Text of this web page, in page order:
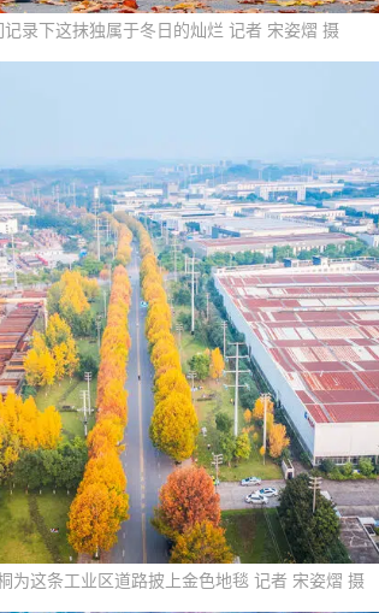
记录下这抹独属于冬日的灿烂 记者 宋姿熠 摄
为这条工业区道路披上金色地毯 记者 宋姿熠 摄